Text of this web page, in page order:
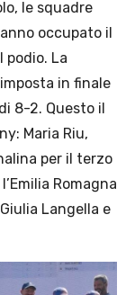
le squadre
occupato il
podio. La
in finale
8-2. Questo il
Maria Riu,
per il terzo
Romagna
Langella e